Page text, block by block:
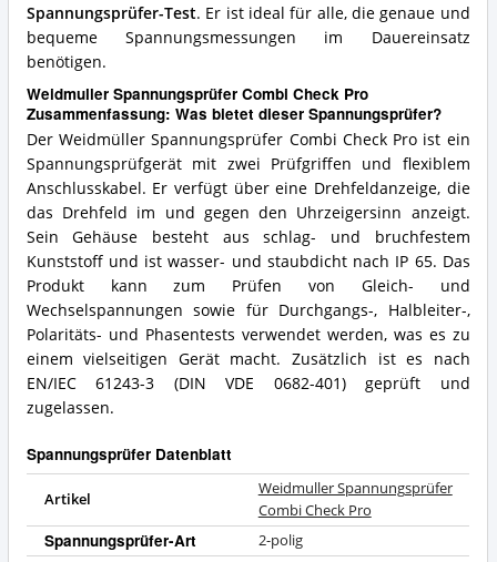
Spannungsprüfer-Test. Er ist ideal für alle, die genaue und
bequeme Spannungsmessungen im Dauereinsatz
benötigen.
Weidmuller Spannungsprüfer Combi Check Pro
Zusammenfassung: Was bietet dieser Spannungsprüfer?
Der Weidmüller Spannungsprüfer Combi Check Pro ist ein
Spannungsprüfgerät mit zwei Prüfgriffen und flexiblem
Anschlusskabel. Er verfügt über eine Drehfeldanzeige, die
das Drehfeld im und gegen den Uhrzeigersinn anzeigt.
Sein Gehäuse besteht aus schlag- und bruchfestem
Kunststoff und ist wasser- und staubdicht nach IP 65. Das
Produkt kann zum Prüfen von Gleich- und
Wechselspannungen sowie für Durchgangs-, Halbleiter-,
Polaritäts- und Phasentests verwendet werden, was es zu
einem vielseitigen Gerät macht. Zusätzlich ist es nach
EN/IEC 61243-3 (DIN VDE 0682-401) geprüft und
zugelassen.
Spannungsprüfer Datenblatt
Artikel
Weidmuller Spannungsprüfer
Combi Check Pro
Spannungsprüfer-Art 2-polig